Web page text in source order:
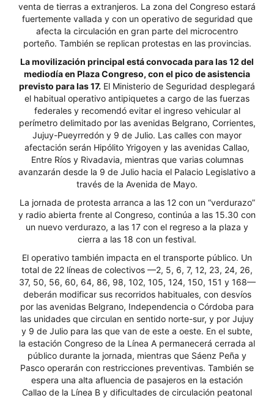
venta de tierras a extranjeros. La zona del Congreso estará
fuertemente vallada y con un operativo de seguridad que
afecta la circulación en gran parte del microcentro
porteño. También se replican protestas en las provincias.
La movilización principal está convocada para las 12 del
mediodía en Plaza Congreso, con el pico de asistencia
previsto para las 17. El Ministerio de Seguridad desplegará
el habitual operativo antipiquetes a cargo de las fuerzas
federales y recomendó evitar el ingreso vehicular al
perímetro delimitado por las avenidas Belgrano, Corrientes,
Jujuy-Pueyrredón y 9 de Julio. Las calles con mayor
afectación serán Hipólito Yrigoyen y las avenidas Callao,
Entre Ríos y Rivadavia, mientras que varias columnas
avanzarán desde la 9 de Julio hacia el Palacio Legislativo a
través de la Avenida de Mayo.
La jornada de protesta arranca a las 12 con un “verdurazo”
y radio abierta frente al Congreso, continúa a las 15.30 con
un nuevo verdurazo, a las 17 con el regreso a la plaza y
cierra a las 18 con un festival.
El operativo también impacta en el transporte público. Un
total de 22 líneas de colectivos —2, 5, 6, 7, 12, 23, 24, 26,
37, 50, 56, 60, 64, 86, 98, 102, 105, 124, 150, 151 y 168—
deberán modificar sus recorridos habituales, con desvíos
por las avenidas Belgrano, Independencia o Córdoba para
las unidades que circulan en sentido norte-sur, y por Jujuy
y 9 de Julio para las que van de este a oeste. En el subte,
la estación Congreso de la Línea A permanecerá cerrada al
público durante la jornada, mientras que Sáenz Peña y
Pasco operarán con restricciones preventivas. También se
espera una alta afluencia de pasajeros en la estación
Callao de la Línea B y dificultades de circulación peatonal